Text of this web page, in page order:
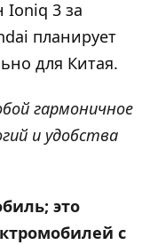
Ioniq 3 за
планирует
для Китая.
гармоничное
и удобства
это
с